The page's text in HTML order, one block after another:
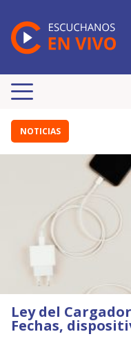
NOTICIAS
Ley del
Fechas,